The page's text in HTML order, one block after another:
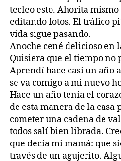
tecleo esto. Ahorita
editando fotos. El tráfico
vida sigue pasando.
Anoche cené delicioso en
Quisiera que el tiempo no
Aprendí hace casi un año
se va comigo a mi nuevo
Hace un año tenía el
de esta manera de la casa
cometer una cadena de
todos salí bien librada.
que decía mi mamá: que
través de un agujerito.